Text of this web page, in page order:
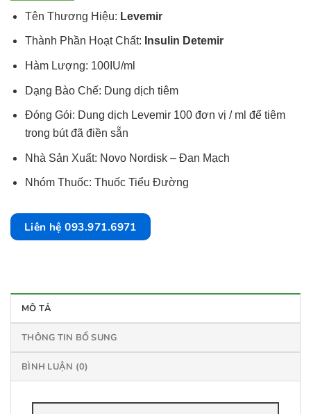
Tên Thương Hiệu: Levemir
Thành Phần Hoạt Chất: Insulin Detemir
Hàm Lượng: 100IU/ml
Dạng Bào Chế: Dung dịch tiêm
Đóng Gói: Dung dịch Levemir 100 đơn vị / ml để tiêm
trong bút đã điền sẵn
Nhà Sản Xuất: Novo Nordisk – Đan Mạch
Nhóm Thuốc: Thuốc Tiểu Đường
Liên hệ 093.971.6971
MÔ TẢ
THÔNG TIN BỔ SUNG
BÌNH LUẬN (0)